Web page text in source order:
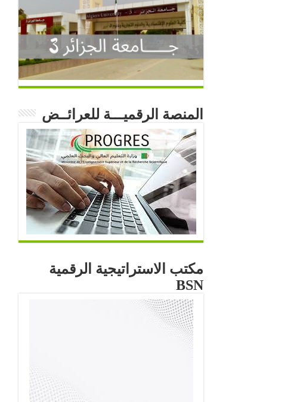
المنصة الرقميـــة للعرائــض
مكتب الاستراتيجية الرقمية
BSN